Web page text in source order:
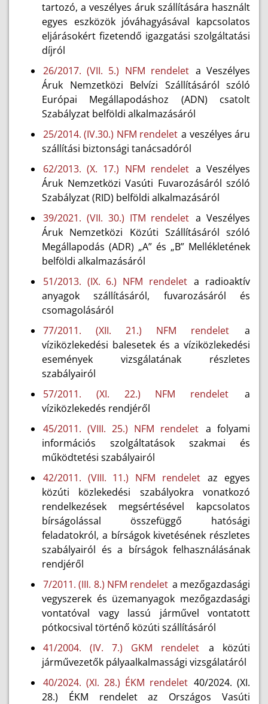
tartozó, a veszélyes áruk szállítására használt
egyes eszközök jóváhagyásával kapcsolatos
eljárásokért fizetendő igazgatási szolgáltatási
díjról
26/2017. (VII. 5.) NFM rendelet a Veszélyes
Áruk Nemzetközi Belvízi Szállításáról szóló
Európai Megállapodáshoz (ADN) csatolt
Szabályzat belföldi alkalmazásáról
25/2014. (IV.30.) NFM rendelet a veszélyes áru
szállítási biztonsági tanácsadóról
62/2013. (X. 17.) NFM rendelet a Veszélyes
Áruk Nemzetközi Vasúti Fuvarozásáról szóló
Szabályzat (RID) belföldi alkalmazásáról
39/2021. (VII. 30.) ITM rendelet a Veszélyes
Áruk Nemzetközi Közúti Szállításáról szóló
Megállapodás (ADR) „A” és „B” Mellékletének
belföldi alkalmazásáról
51/2013. (IX. 6.) NFM rendelet a radioaktív
anyagok szállításáról, fuvarozásáról és
csomagolásáról
77/2011. (XII. 21.) NFM rendelet a
víziközlekedési balesetek és a víziközlekedési
események vizsgálatának részletes
szabályairól
57/2011. (XI. 22.) NFM rendelet
a
víziközlekedés rendjéről
45/2011. (VIII. 25.) NFM rendelet a folyami
információs szolgáltatások szakmai és
működtetési szabályairól
42/2011. (VIII. 11.) NFM rendelet az egyes
közúti közlekedési szabályokra vonatkozó
rendelkezések megsértésével kapcsolatos
bírságolással összefüggő hatósági
feladatokról, a bírságok kivetésének részletes
szabályairól és a bírságok felhasználásának
rendjéről
7/2011. (III. 8.) NFM rendelet a mezőgazdasági
vegyszerek és üzemanyagok mezőgazdasági
vontatóval vagy lassú járművel vontatott
pótkocsival történő közúti szállításáról
41/2004. (IV. 7.) GKM rendelet a közúti
járművezetők pályaalkalmassági vizsgálatáról
40/2024. (XI. 28.) ÉKM rendelet 40/2024. (XI.
28.) ÉKM rendelet az Országos Vasúti